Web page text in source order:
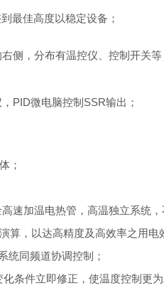
最佳高度以稳定设备；
侧，分布有温控仪、控制开关等
PID微电脑控制SSR输出；
；
速加温电热管，高温独立系统，
算，以达高精度及高效率之用电
统同频道协调控制；
条件立即修正，使温度控制更